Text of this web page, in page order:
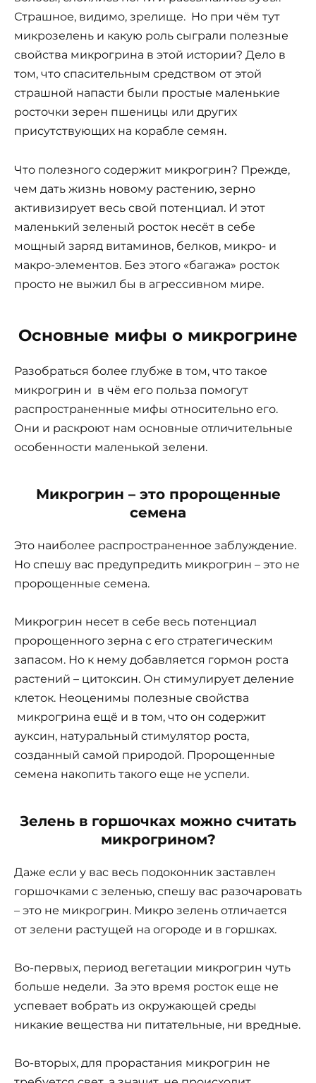
Страшное, видимо, зрелище. Но при чём тут
микрозелень и какую роль сыграли полезные
свойства микрогрина в этой истории? Дело в
том, что спасительным средством от этой
страшной напасти были простые маленькие
росточки зерен пшеницы или других
присутствующих на корабле семян.
Что полезного содержит микрогрин? Прежде,
чем дать жизнь новому растению, зерно
активизирует весь свой потенциал. И этот
маленький зеленый росток несёт в себе
мощный заряд витаминов, белков, микро- и
макро-элементов. Без этого «багажа» росток
просто не выжил бы в агрессивном мире.
Основные мифы о микрогрине
Разобраться более глубже в том, что такое
микрогрин и в чём его польза помогут
распространенные мифы относительно его.
Они и раскроют нам основные отличительные
особенности маленькой зелени.
Микрогрин – это пророщенные
семена
Это наиболее распространенное заблуждение.
Но спешу вас предупредить микрогрин – это не
пророщенные семена.
Микрогрин несет в себе весь потенциал
пророщенного зерна с его стратегическим
запасом. Но к нему добавляется гормон роста
растений – цитоксин. Он стимулирует деление
клеток. Неоценимы полезные свойства
микрогрина ещё и в том, что он содержит
ауксин, натуральный стимулятор роста,
созданный самой природой. Пророщенные
семена накопить такого еще не успели.
Зелень в горшочках можно считать
микрогрином?
Даже если у вас весь подоконник заставлен
горшочками с зеленью, спешу вас разочаровать
– это не микрогрин. Микро зелень отличается
от зелени растущей на огороде и в горшках.
Во-первых, период вегетации микрогрин чуть
больше недели. За это время росток еще не
успевает вобрать из окружающей среды
никакие вещества ни питательные, ни вредные.
Во-вторых, для прорастания микрогрин не